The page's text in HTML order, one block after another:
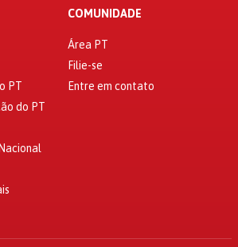
PT
do PT
COMUNIDADE
Área PT
Filie-se
Entre em contato